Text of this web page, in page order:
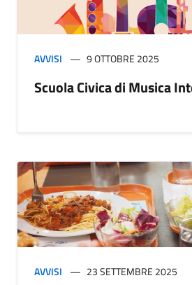
AVVISI 9 OTTOBRE 2025
Scuola Civica di Musica
AVVISI 23 SETTEMBRE 2025